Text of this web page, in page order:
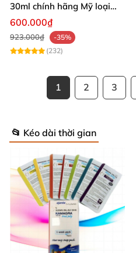
30ml chính hãng Mỹ loại
mạnh cho Top Bot
600.000₫
923.000₫
-35%
(232)
1 2 3
📂 Kéo dài thời gian